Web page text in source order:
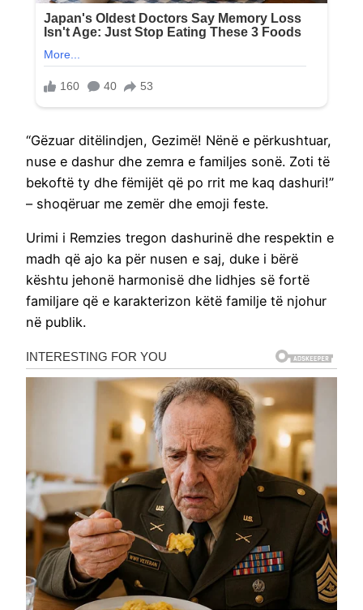
“Gëzuar ditëlindjen, Gezimë! Nënë e përkushtuar,
nuse e dashur dhe zemra e familjes sonë. Zoti të
bekoftë ty dhe fëmijët që po rrit me kaq dashuri!”
– shoqëruar me zemër dhe emoji feste.
Urimi i Remzies tregon dashurinë dhe respektin e
madh që ajo ka për nusen e saj, duke i bërë
kështu jehonë harmonisë dhe lidhjes së fortë
familjare që e karakterizon këtë familje të njohur
në publik.